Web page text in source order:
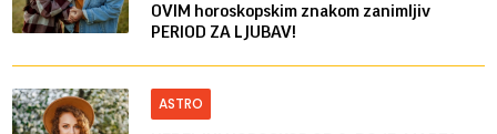
OVIM horoskopskim znakom zanimljiv
PERIOD ZA LJUBAV!
ASTRO